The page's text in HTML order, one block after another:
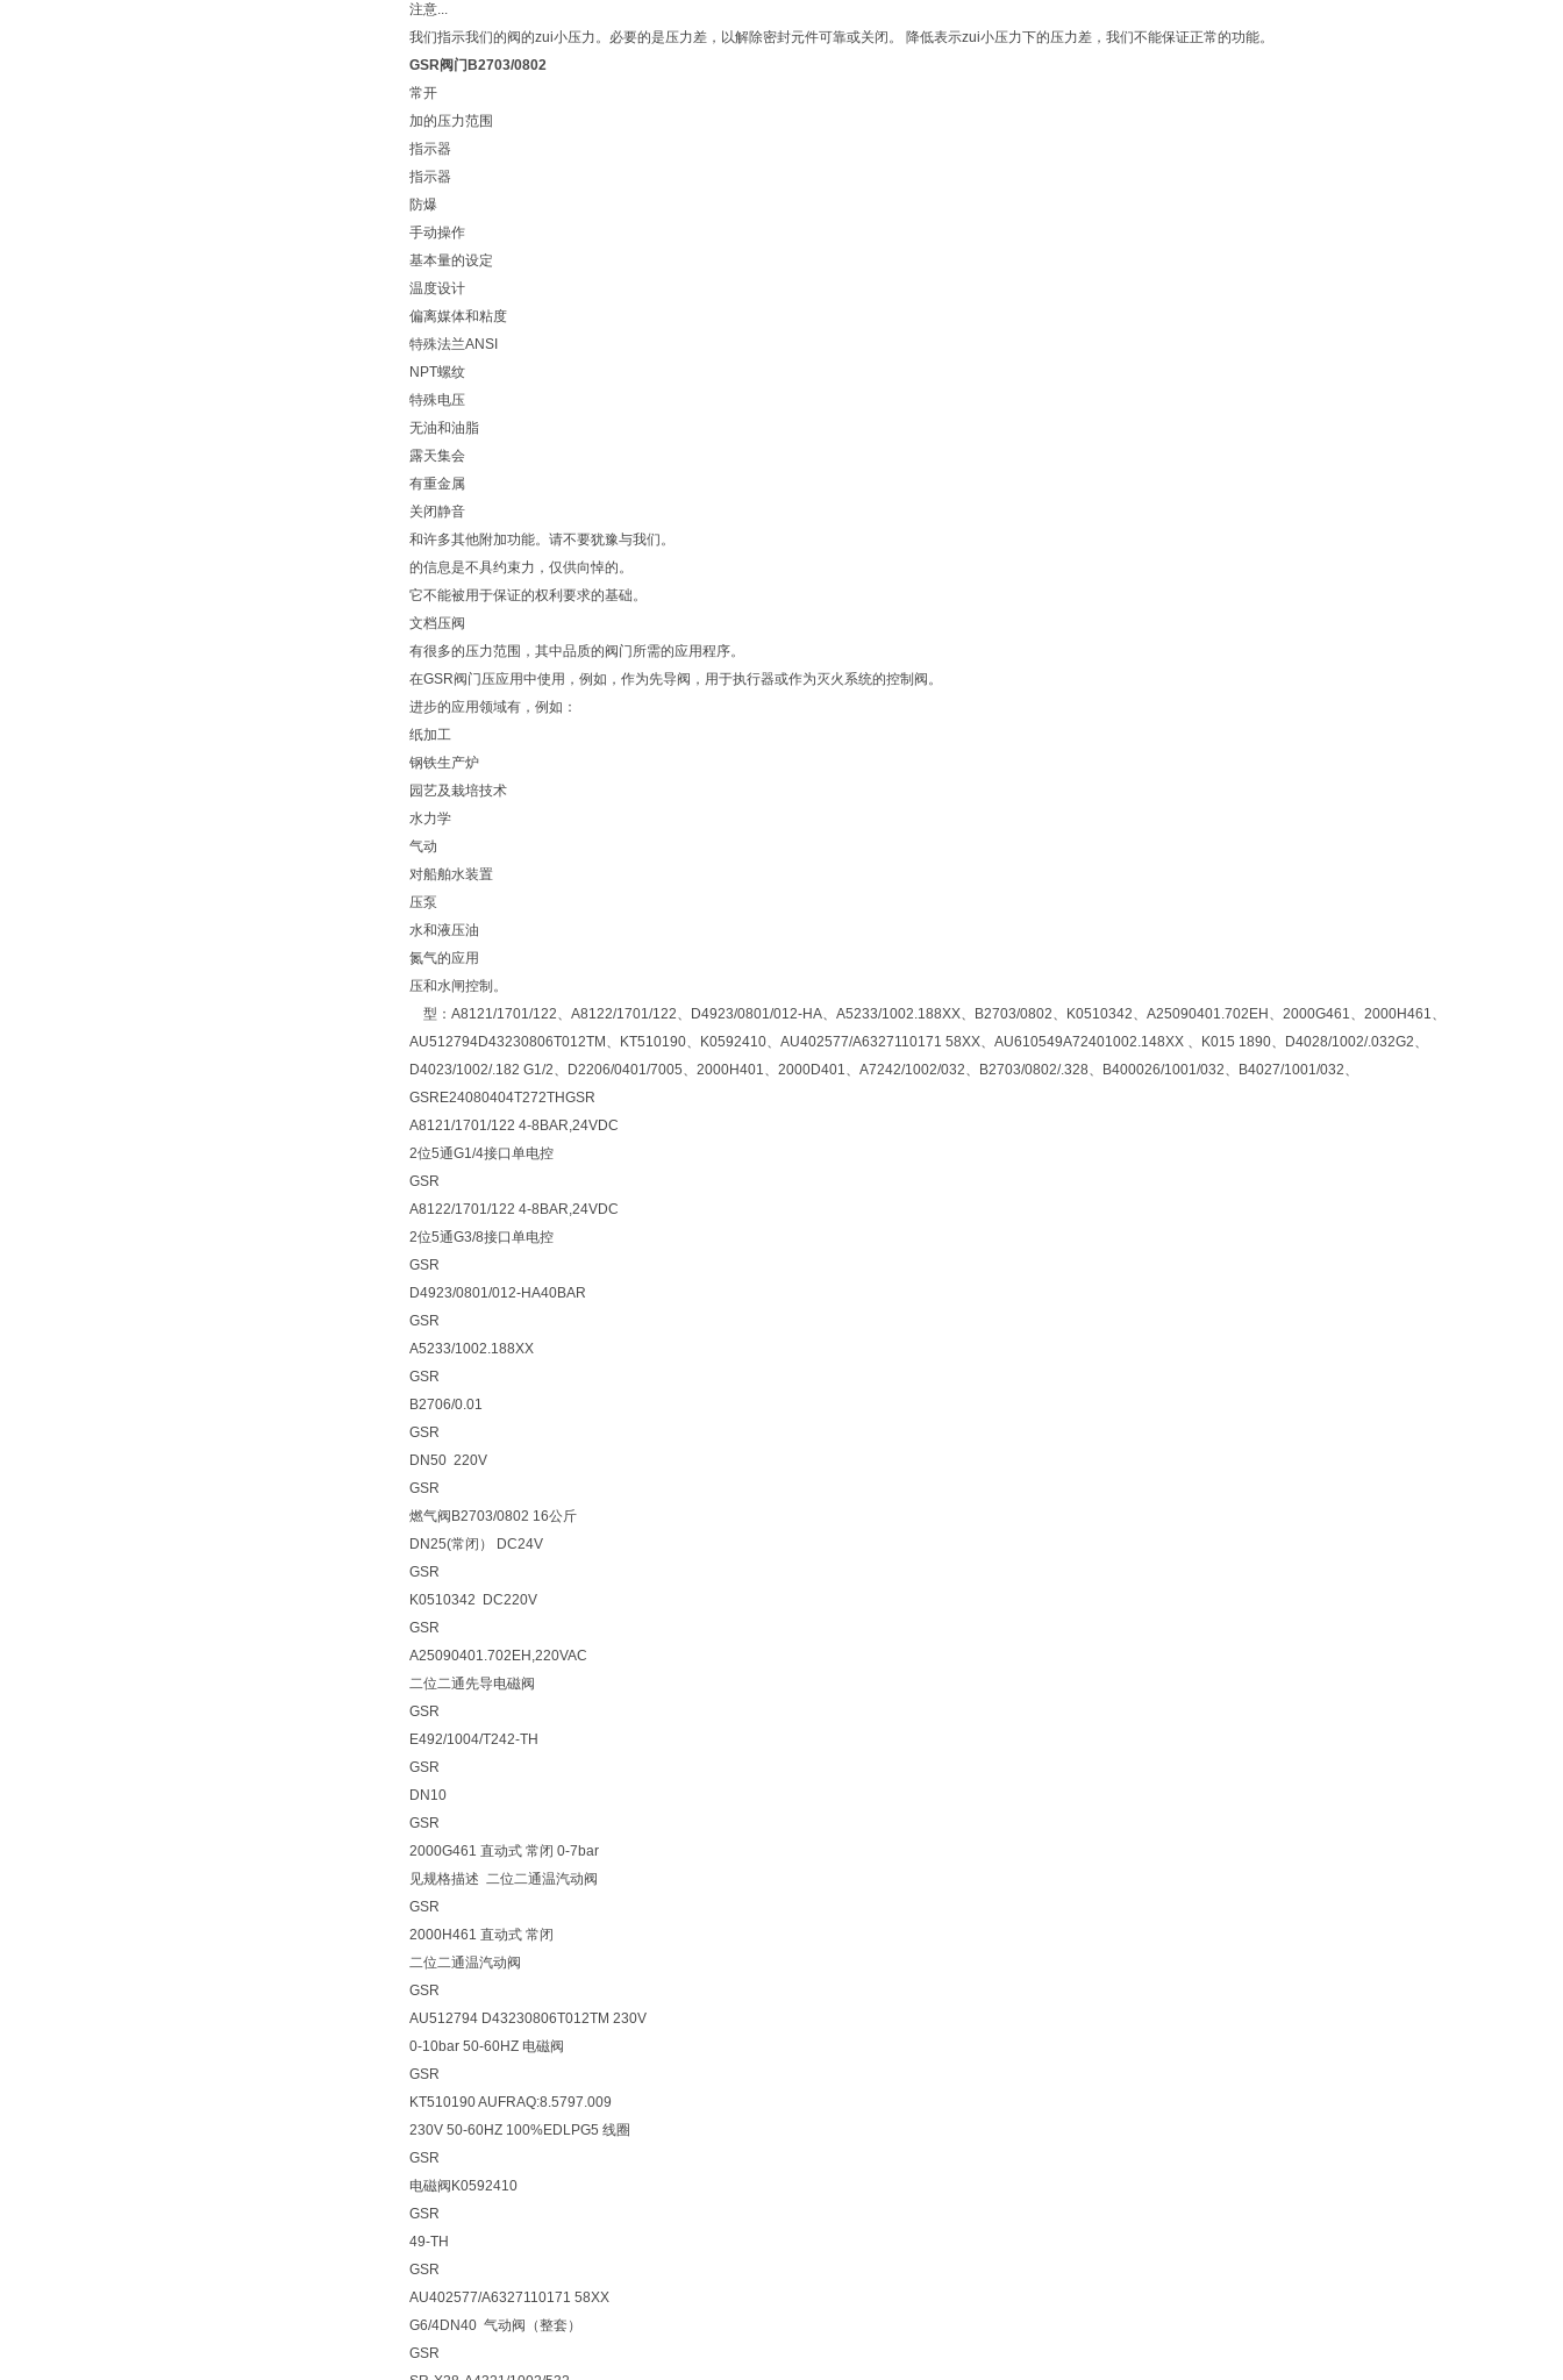
注意...
我们指示我们的阀的zui小压力。必要的是压力差，以解除密封元件可靠或关闭。 降低表示zui小压力下的压力差，我们不能保证正常的功能。
GSR阀门B2703/0802
常开
加的压力范围
指示器
指示器
防爆
手动操作
基本量的设定
温度设计
偏离媒体和粘度
特殊法兰ANSI
NPT螺纹
特殊电压
无油和油脂
露天集会
有重金属
关闭静音
和许多其他附加功能。请不要犹豫与我们。
的信息是不具约束力，仅供向悼的。
它不能被用于保证的权利要求的基础。
文档压阀
有很多的压力范围，其中品质的阀门所需的应用程序。
在GSR阀门压应用中使用，例如，作为先导阀，用于执行器或作为灭火系统的控制阀。
进步的应用领域有，例如：
纸加工
钢铁生产炉
园艺及栽培技术
水力学
气动
对船舶水装置
压泵
水和液压油
氮气的应用
压和水闸控制。
型：A8121/1701/122、A8122/1701/122、D4923/0801/012-HA、A5233/1002.188XX、B2703/0802、K0510342、A25090401.702EH、2000G461、2000H461、
AU512794D43230806T012TM、KT510190、K0592410、AU402577/A6327110171 58XX、AU610549A72401002.148XX 、K015 1890、D4028/1002/.032G2、
D4023/1002/.182 G1/2、D2206/0401/7005、2000H401、2000D401、A7242/1002/032、B2703/0802/.328、B400026/1001/032、B4027/1001/032、
GSRE24080404T272THGSR
A8121/1701/122 4-8BAR,24VDC
2位5通G1/4接口单电控
GSR
A8122/1701/122 4-8BAR,24VDC
2位5通G3/8接口单电控
GSR
D4923/0801/012-HA40BAR
GSR
A5233/1002.188XX
GSR
B2706/0.01
GSR
DN50 220V
GSR
燃气阀B2703/0802 16公斤
DN25(常闭） DC24V
GSR
K0510342 DC220V
GSR
A25090401.702EH,220VAC
二位二通先导电磁阀
GSR
E492/1004/T242-TH
GSR
DN10
GSR
2000G461 直动式 常闭 0-7bar
见规格描述 二位二通温汽动阀
GSR
2000H461 直动式 常闭
二位二通温汽动阀
GSR
AU512794 D43230806T012TM 230V
0-10bar 50-60HZ 电磁阀
GSR
KT510190 AUFRAQ:8.5797.009
230V 50-60HZ 100%EDLPG5 线圈
GSR
电磁阀K0592410
GSR
49-TH
GSR
AU402577/A6327110171 58XX
G6/4DN40 气动阀（整套）
GSR